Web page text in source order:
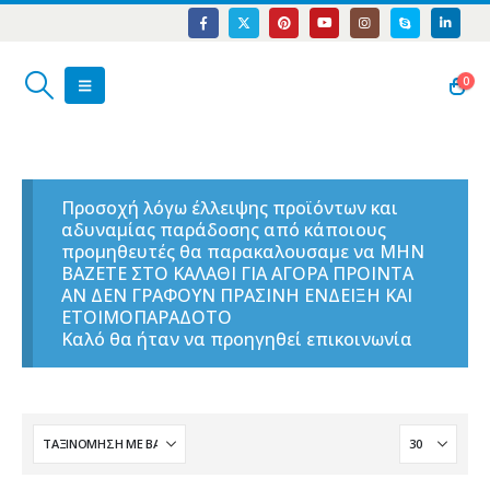
0
Προσοχή λόγω έλλειψης προϊόντων και
αδυναμίας παράδοσης από κάποιους
προμηθευτές θα παρακαλουσαμε να ΜΗΝ
ΒΑΖΕΤΕ ΣΤΟ ΚΑΛΑΘΙ ΓΙΑ ΑΓΟΡΑ ΠΡΟΙΝΤΑ
ΑΝ ΔΕΝ ΓΡΑΦΟΥΝ ΠΡΑΣΙΝΗ ΕΝΔΕΙΞΗ ΚΑΙ
ΕΤΟΙΜΟΠΑΡΑΔΟΤΟ
Καλό θα ήταν να προηγηθεί επικοινωνία